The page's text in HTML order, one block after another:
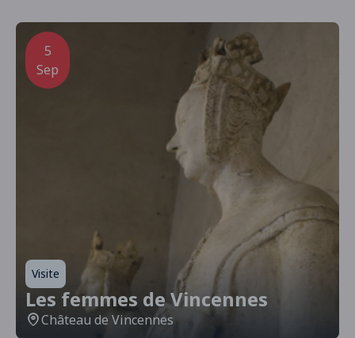
5
Sep
Visite
Les femmes de Vincennes
Château de Vincennes